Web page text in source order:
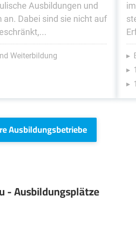
Ausbildungen und
an. Dabei sind sie nicht auf
Weiterbildung
Ausbildungsbetriebe
- Ausbildungsplätze